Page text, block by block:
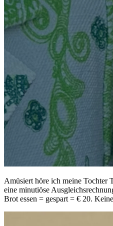
Amüsiert höre ich meine Tochter
eine minutiöse
Brot essen = gespart = € 20.